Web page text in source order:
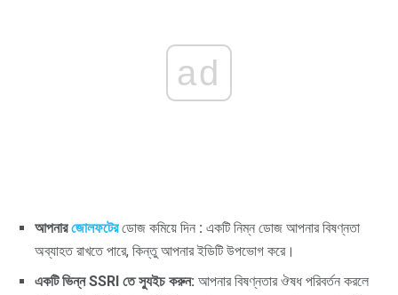
ad
আপনারজোলফটেরডোজ কমিয়ে দিন : একটি নিম্ন ডোজ আপনার বিষণ্নতা
অব্যাহত রাখতে পারে, কিন্তু আপনার ইডিটি উপভোগ করে।
একটি ভিন্ন SSRI তে স্যুইচ করুন: আপনার বিষণ্নতার ঔষধ পরিবর্তন করলে